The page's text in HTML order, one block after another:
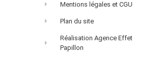
Mentions légales et CGU
Plan du site
Réalisation Agence Effet
Papillon